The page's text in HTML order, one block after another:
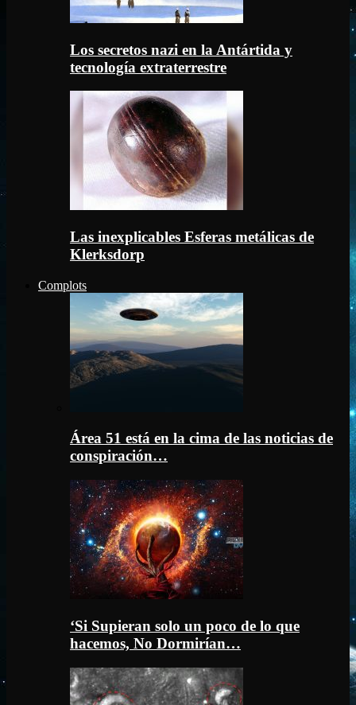
Los secretos nazi en la Antártida y
tecnología extraterrestre
Las inexplicables Esferas metálicas de
Klerksdorp
Complots
Área 51 está en la cima de las noticias de
conspiración…
‘Si Supieran solo un poco de lo que
hacemos, No Dormirían…